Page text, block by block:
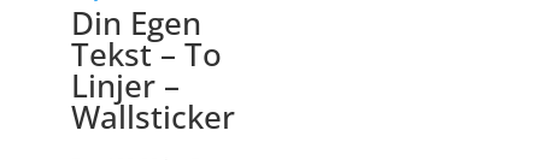
på
Din Egen
Tekst – To
Linjer –
Wallsticker